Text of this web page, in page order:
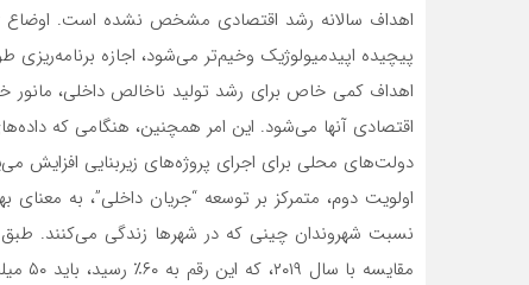
اهداف سالانه رشد اقتصادی مشخص نشده است. اوضاع
پیچیده اپیدمیولوژیک وخیم‌تر‌ می‌شود، اجازه
اهداف کمی خاص برای رشد تولید ناخالص داخلی، مانور
اقتصادی آنها‌ می‌شود. این امر همچنین، هنگامی که
دولت‌های محلی برای اجرای پروژه‌های زیربنایی افزایش‌